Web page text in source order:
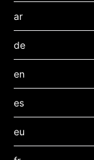
ar
de
en
es
eu